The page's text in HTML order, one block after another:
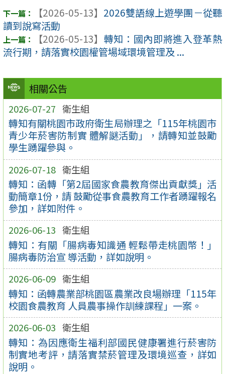
相關公告
2026-07-27 衛生組
轉知有關桃園市政府衛生局辦理之「115年桃園市
青少年菸害防制實 體解謎活動」，請轉知並鼓勵
學生踴躍參與。
2026-07-18 衛生組
轉知：函轉「第2屆國家食農教育傑出貢獻獎」活
動簡章1份，請 鼓勵從事食農教育工作者踴躍報名
參加，詳如附件。
2026-06-13 衛生組
轉知：有關「腸病毒知識通 輕鬆帶走桃園幣！」
腸病毒防治宣 導活動，詳如說明。
2026-06-09 衛生組
轉知：函轉農業部桃園區農業改良場辦理「115年
校園食農教育 人員農事操作訓練課程」一案。
2026-06-03 衛生組
轉知：為因應衛生福利部國民健康署進行菸害防
制實地考評，請落實禁菸管理及環境巡查，詳如
說明。
【2026-05-13】 2026雙語線上遊學團－從聽
讀到說寫活動
【2026-05-13】 轉知：國內即將進入登革熱
流行期，請落實校園權管場域環境管理及 ...